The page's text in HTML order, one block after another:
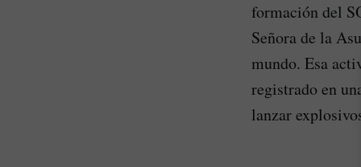
formación del
Señora de la
mundo. Esa
registrado en
lanzar